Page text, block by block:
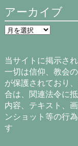
アーカイブ
ア
ー
ブ
当サイトに掲示さ
一切は信仰、教会
が保護されており
合は、関連法令に
内容、テキスト、
ンショット等の行
す